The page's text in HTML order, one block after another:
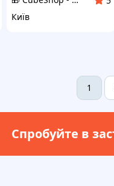
Київ
1
Спробуйте в